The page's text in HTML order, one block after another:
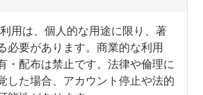
用は、個人的な用途に限り、著
必要があります。商業的な利用
・配布は禁止です。法律や倫理に
した場合、アカウント停止や法的